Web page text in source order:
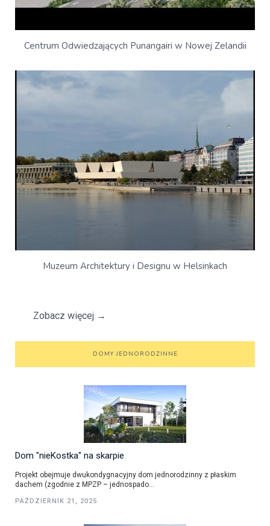
Centrum Odwiedzających Punangairi w Nowej Zelandii
Muzeum Architektury i Designu w Helsinkach
Zobacz więcej →
DOMY JEDNORODZINNE
Dom "nieKostka" na skarpie
Projekt obejmuje dwukondygnacyjny dom jednorodzinny z płaskim
dachem (zgodnie z MPZP – jednospado...
PAŹDZIERNIK 21, 2025